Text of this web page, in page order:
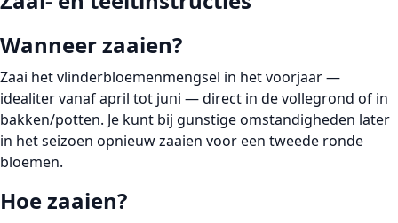
Wanneer zaaien?
Zaai het vlinderbloemenmengsel in het voorjaar —
idealiter vanafapril tot juni — direct in de vollegrond of in
bakken/potten. Je kunt bij gunstige omstandigheden later
in het seizoen opnieuw zaaien voor een tweede ronde
bloemen.
Hoe zaaien?